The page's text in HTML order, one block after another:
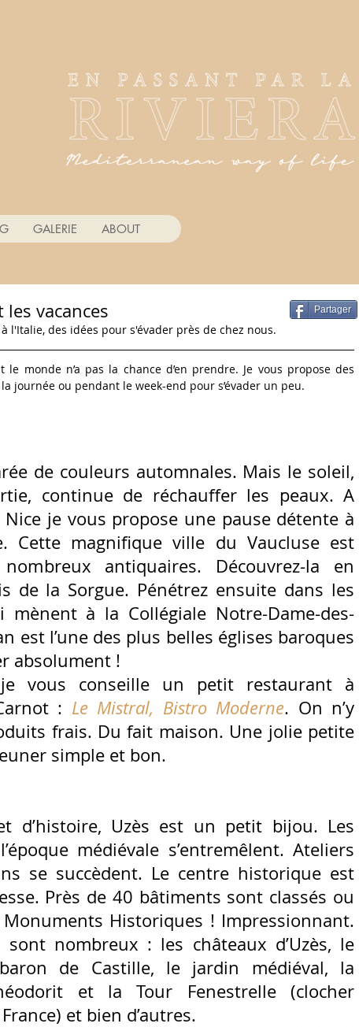
GALERIE ABOUT
vacances
à l'Italie, des idées pour s'évader près de chez nous.
le monde n’a pas la chance d’en prendre. Je vous propose des
journée ou pendant le week-end pour s’évader un peu.
de couleurs automnales. Mais le soleil,
continue de réchauffer les peaux. A
je vous propose une pause détente à
Cette magnifique ville du Vaucluse est
antiquaires. Découvrez-la en
de la Sorgue. Pénétrez ensuite dans les
mènent à la Collégiale Notre-Dame-des-
est l’une des plus belles églises baroques
absolument !
vous conseille un petit restaurant à
: Le Mistral, Bistro Moderne. On n’y
frais. Du fait maison. Une jolie petite
simple et bon.
d’histoire, Uzès est un petit bijou. Les
médiévale s’entremêlent. Ateliers
se succèdent. Le centre historique est
Près de 40 bâtiments sont classés ou
Historiques ! Impressionnant.
nombreux : les châteaux d’Uzès, le
de Castille, le jardin médiéval, la
et la Tour Fenestrelle (clocher
et bien d’autres.
Partager